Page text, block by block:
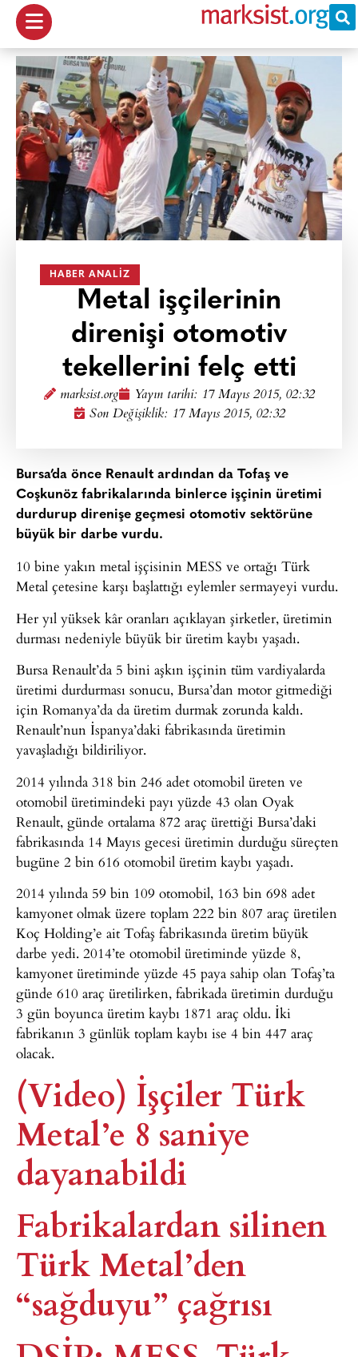
HABER ANALIZ
Metal işçilerinin
direnişi otomotiv
tekellerini felç etti
marksist.org Yayın tarihi: 17 Mayıs 2015, 02:32
Son Değişiklik: 17 Mayıs 2015, 02:32
Bursa’da önce Renault ardından da Tofaş ve
Coşkunöz fabrikalarında binlerce işçinin üretimi
durdurup direnişe geçmesi otomotiv sektörüne
büyük bir darbe vurdu.
10 bine yakın metal işçisinin MESS ve ortağı Türk
Metal çetesine karşı başlattığı eylemler sermayeyi vurdu.
Her yıl yüksek kâr oranları açıklayan şirketler, üretimin
durması nedeniyle büyük bir üretim kaybı yaşadı.
Bursa Renault’da 5 bini aşkın işçinin tüm vardiyalarda
üretimi durdurması sonucu, Bursa’dan motor gitmediği
için Romanya’da da üretim durmak zorunda kaldı.
Renault’nun İspanya’daki fabrikasında üretimin
yavaşladığı bildiriliyor.
2014 yılında 318 bin 246 adet otomobil üreten ve
otomobil üretimindeki payı yüzde 43 olan Oyak
Renault, günde ortalama 872 araç ürettiği Bursa’daki
fabrikasında 14 Mayıs gecesi üretimin durduğu süreçten
bugüne 2 bin 616 otomobil üretim kaybı yaşadı.
2014 yılında 59 bin 109 otomobil, 163 bin 698 adet
kamyonet olmak üzere toplam 222 bin 807 araç üretilen
Koç Holding’e ait Tofaş fabrikasında üretim büyük
darbe yedi. 2014’te otomobil üretiminde yüzde 8,
kamyonet üretiminde yüzde 45 paya sahip olan Tofaş’ta
günde 610 araç üretilirken, fabrikada üretimin durduğu
3 gün boyunca üretim kaybı 1871 araç oldu. İki
fabrikanın 3 günlük toplam kaybı ise 4 bin 447 araç
olacak.
(Video) İşçiler Türk
Metal’e 8 saniye
dayanabildi
Fabrikalardan silinen
Türk Metal’den
“sağduyu” çağrısı